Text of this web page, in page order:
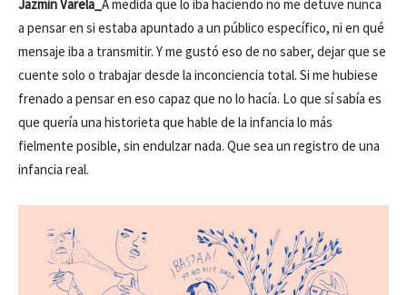
Jazmín Varela_ A medida que lo iba haciendo no me detuve nunca
a pensar en si estaba apuntado a un público específico, ni en qué
mensaje iba a transmitir. Y me gustó eso de no saber, dejar que se
cuente solo o trabajar desde la inconciencia total. Si me hubiese
frenado a pensar en eso capaz que no lo hacía. Lo que sí sabía es
que quería una historieta que hable de la infancia lo más
fielmente posible, sin endulzar nada. Que sea un registro de una
infancia real.